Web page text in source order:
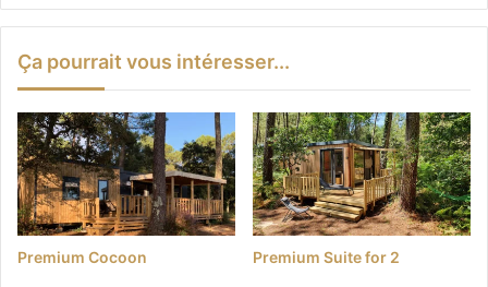
Ça pourrait vous intéresser...
Premium Cocoon Premium Suite for 2